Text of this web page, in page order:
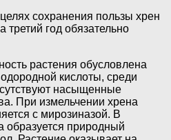
сохранения пользы хрен
год обязательно
растения обусловлена
кислоты, среди
насыщенные
При измельчении хрена
с мирозиназой. В
образуется природный